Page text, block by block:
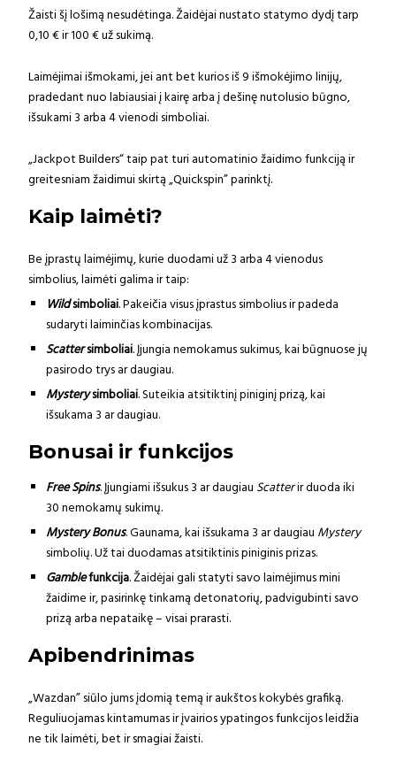
Žaisti šį lošimą nesudėtinga. Žaidėjai nustato statymo dydį tarp
0,10 € ir 100 € už sukimą.
Laimėjimai išmokami, jei ant bet kurios iš 9 išmokėjimo linijų,
pradedant nuo labiausiai į kairę arba į dešinę nutolusio būgno,
išsukami 3 arba 4 vienodi simboliai.
„Jackpot Builders“ taip pat turi automatinio žaidimo funkciją ir
greitesniam žaidimui skirtą „Quickspin” parinktį.
Kaip laimėti?
Be įprastų laimėjimų, kurie duodami už 3 arba 4 vienodus
simbolius, laimėti galima ir taip:
Wildsimboliai. Pakeičia visus įprastus simbolius ir padeda
sudaryti laiminčias kombinacijas.
Scattersimboliai. Įjungia nemokamus sukimus, kai būgnuose jų
pasirodo trys ar daugiau.
Mysterysimboliai. Suteikia atsitiktinį piniginį prizą, kai
išsukama 3 ar daugiau.
Bonusai ir funkcijos
Free Spins. Įjungiami išsukus 3 ar daugiau Scatterir duoda iki
30 nemokamų sukimų.
Mystery Bonus. Gaunama, kai išsukama 3 ar daugiau Mystery
simbolių. Už tai duodamas atsitiktinis piniginis prizas.
Gamblefunkcija. Žaidėjai gali statyti savo laimėjimus mini
žaidime ir, pasirinkę tinkamą detonatorių, padvigubinti savo
prizą arba nepataikę – visai prarasti.
Apibendrinimas
„Wazdan” siūlo jums įdomią temą ir aukštos kokybės grafiką.
Reguliuojamas kintamumas ir įvairios ypatingos funkcijos leidžia
ne tik laimėti, bet ir smagiai žaisti.